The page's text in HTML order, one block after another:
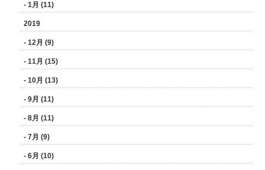
- 1月 (11)
2019
- 12月 (9)
- 11月 (15)
- 10月 (13)
- 9月 (11)
- 8月 (11)
- 7月 (9)
- 6月 (10)